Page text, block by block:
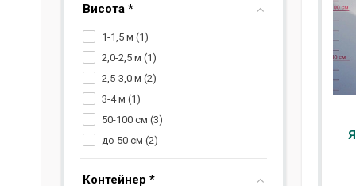
Висота *
1-1,5 м (1)
2,0-2,5 м (1)
2,5-3,0 м (2)
3-4 м (1)
50-100 см (3)
до 50 см (2)
Контейнер *